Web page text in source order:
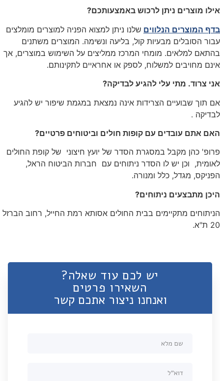
אילו מוצרים ניתן לרכוש באמצעותכם?
בדף המוצרים הנלווים שלנו ניתן למצוא הפניה למוצרים מומלצים
עבור הסובלים מבעיות קול, בליעה ונשימה. המוצרים משתנים
בהתאם למלאים. מומחי המרכז ממליצים על השימוש במוצרים, אך
אינם מחויבים למשלוח, לספק או אחראיים לתקינותם.
אני צרוד. מתי עלי להגיע לבדיקה?
אם תוך שבועיים הצרידות אינה נמצאת במגמת שיפור יש להגיע
לבדיקה .
האם אתם עובדים עם קופות חולים וביטוחים פרטיים?
פרופ' כהן מקבל במסגרת הסדר של יועץ חיצוני של קופת החולים
לאומית, וכן יש לו הסדר ניתוחים עם חברות הביטוח הראל,
הפניקס, מגדל, כלל ומנורה.
היכן מתבצעים ניתוחים?
הניתוחים מתקיימים בבית החולים אסותא רמת החייל, רחוב הברזל
20 ת"א.
יש לכם עוד שאלה?
השאירו פרטים
ואנחנו ניצור אתכם קשר